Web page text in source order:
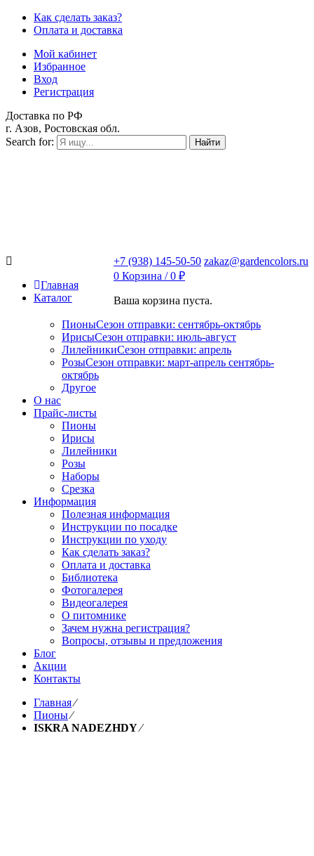
Как сделать заказ?
Оплата и доставка
Мой кабинет
Избранное
Вход
Регистрация
Доставка по РФ
г. Азов, Ростовская обл.
Search for:
Найти
+7 (938) 145-50-50 zakaz@gardencolors.ru
0 Корзина /0 ₽
Ваша корзина пуста.
Главная
Каталог
ПионыСезон отправки: сентябрь-октябрь
ИрисыСезон отправки: июль-август
ЛилейникиСезон отправки: апрель
РозыСезон отправки: март-апрель сентябрь-
октябрь
Другое
О нас
Прайс-листы
Пионы
Ирисы
Лилейники
Розы
Наборы
Срезка
Информация
Полезная информация
Инструкции по посадке
Инструкции по уходу
Как сделать заказ?
Оплата и доставка
Библиотека
Фотогалерея
Видеогалерея
О питомнике
Зачем нужна регистрация?
Вопросы, отзывы и предложения
Блог
Акции
Контакты
Главная⁄
Пионы⁄
ISKRA NADEZHDY⁄